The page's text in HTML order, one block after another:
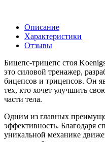
Описание
Характеристики
Отзывы
Бицепс-трицепс стоя
это силовой тренажер,
бицепсов и трицепсов. Он
тех, кто хочет улучшить
части тела.
Одним из главных
эффективность. Благодаря
уникальной механике